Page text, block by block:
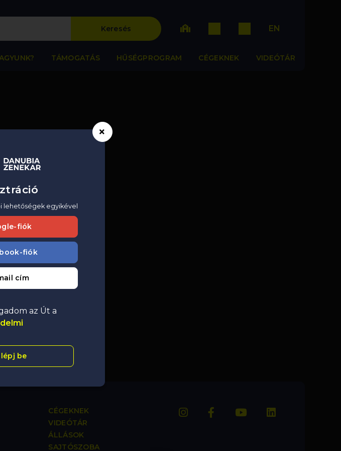
Keresés EN
TÁMOGATÁS HŰSÉGPROGRAM CÉGEKNEK VIDEÓTÁR
lehetőségek egyikével
fiók
fiók
cím
az Út a
be
CÉGEKNEK
VIDEÓTÁR
ÁLLÁSOK
SAJTÓSZOBA